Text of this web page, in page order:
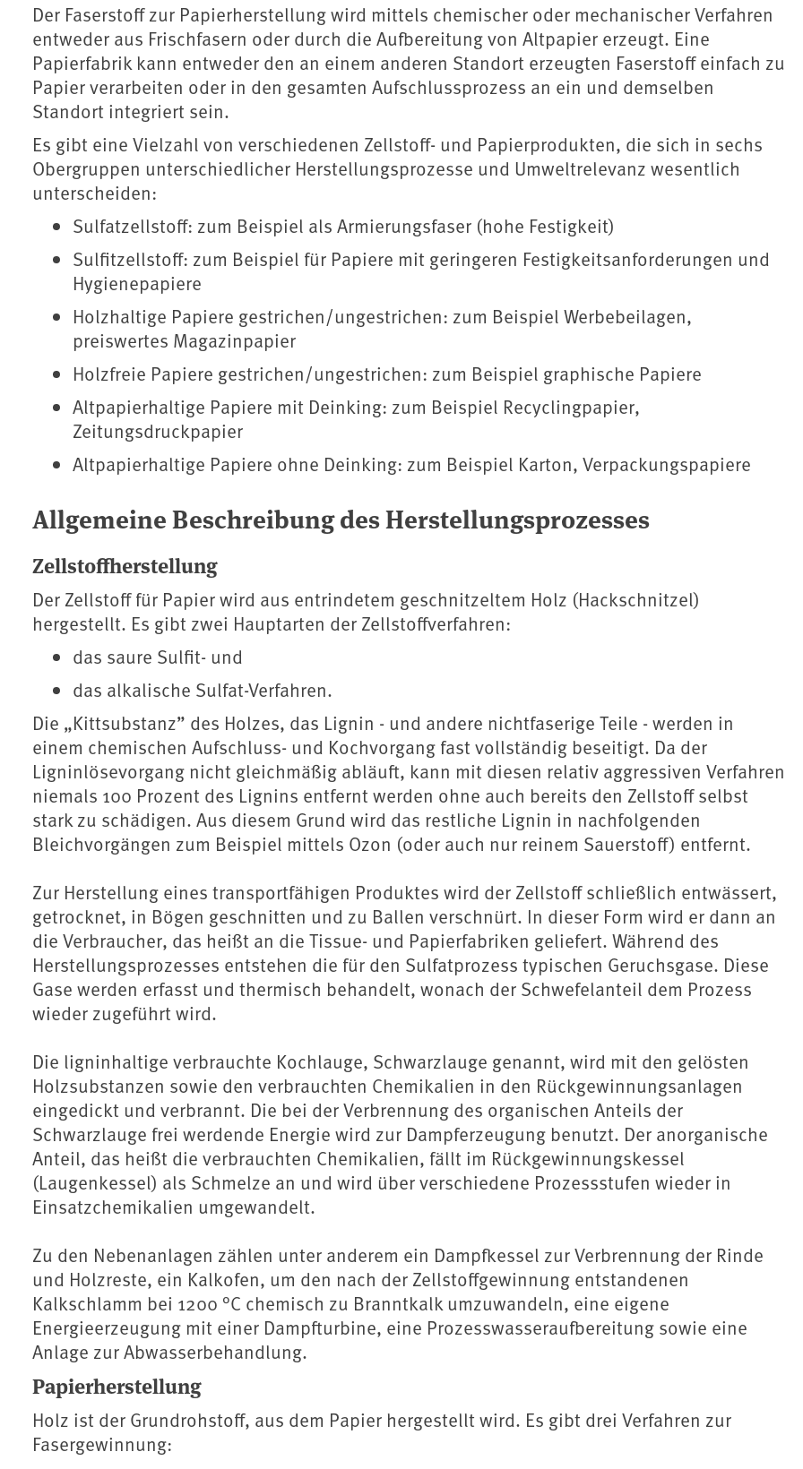
Der Faserstoff zur Papierherstellung wird mittels chemischer oder mechanischer Verfahren
entweder aus Frischfasern oder durch die Aufbereitung von Altpapier erzeugt. Eine
Papierfabrik kann entweder den an einem anderen Standort erzeugten Faserstoff einfach zu
Papier verar­beiten oder in den gesamten Aufschlussprozess an ein und demselben
Standort integriert sein.
Es gibt eine Vielzahl von verschiedenen Zellstoff- und Papierprodukten, die sich in sechs
Obergruppen unterschiedlicher Herstellungsprozesse und Umweltrelevanz wesentlich
unterscheiden:
Sulfatzellstoff: zum Beispiel als Armierungsfaser (hohe Festigkeit)
Sulfitzellstoff: zum Beispiel für Papiere mit geringeren Festigkeitsanforderungen und
Hygienepapiere
Holzhaltige Papiere gestrichen/ungestrichen: zum Beispiel Werbebeilagen,
preiswertes Magazinpapier
Holzfreie Papiere gestrichen/ungestrichen: zum Beispiel graphische Papiere
Altpapierhaltige Papiere mit Deinking: zum Beispiel Recyclingpapier,
Zeitungsdruckpapier
Altpapierhaltige Papiere ohne Deinking: zum Beispiel Karton, Verpackungspapiere
Allgemeine Beschreibung des Herstellungsprozesses
Zellstoffherstellung
Der Zellstoff für Papier wird aus entrindetem geschnitzeltem Holz (Hackschnitzel)
hergestellt. Es gibt zwei Hauptarten der Zellstoffverfahren:
das saure Sulfit- und
das alkalische Sulfat-Verfahren.
Die „Kittsubstanz” des Holzes, das Lignin - und andere nichtfaserige Teile - werden in
einem chemischen Aufschluss- und Kochvorgang fast vollständig beseitigt. Da der
Ligninlösevorgang nicht gleichmäßig abläuft, kann mit diesen relativ aggressiven Verfahren
niemals 100 Prozent des Lignins entfernt werden ohne auch bereits den Zellstoff selbst
stark zu schädigen. Aus diesem Grund wird das restliche Lignin in nachfolgenden
Bleichvorgängen zum Beispiel mittels Ozon (oder auch nur reinem Sauerstoff) entfernt.
Zur Herstellung eines transportfähigen Produktes wird der Zellstoff schließlich entwässert,
getrocknet, in Bögen geschnitten und zu Ballen verschnürt. In dieser Form wird er dann an
die Verbraucher, das heißt an die Tissue- und Papierfabriken geliefert. Während des
Herstellungsprozesses entstehen die für den Sulfatprozess typischen Geruchsgase. Diese
Gase werden erfasst und thermisch behandelt, wonach der Schwefelanteil dem Prozess
wieder zugeführt wird.
Die ligninhaltige verbrauchte Kochlauge, Schwarzlauge genannt, wird mit den gelösten
Holzsubstanzen sowie den verbrauchten Chemikalien in den Rückgewinnungsanlagen
eingedickt und verbrannt. Die bei der Verbrennung des organischen Anteils der
Schwarzlauge frei werdende Energie wird zur Dampferzeugung benutzt. Der anorganische
Anteil, das heißt die verbrauchten Chemikalien, fällt im Rückgewinnungskessel
(Laugenkessel) als Schmelze an und wird über verschiedene Prozessstufen wieder in
Einsatzchemikalien umgewandelt.
Zu den Nebenanlagen zählen unter anderem ein Dampfkessel zur Verbrennung der Rinde
und Holzreste, ein Kalkofen, um den nach der Zellstoffgewinnung entstandenen
Kalkschlamm bei 1200 °C chemisch zu Branntkalk umzuwandeln, eine eigene
Energieerzeugung mit einer Dampfturbine, eine Prozesswasseraufbereitung sowie eine
Anlage zur Abwasserbehandlung.
Papierherstellung
Holz ist der Grundrohstoff, aus dem Papier hergestellt wird. Es gibt drei Verfahren zur
Fasergewinnung: